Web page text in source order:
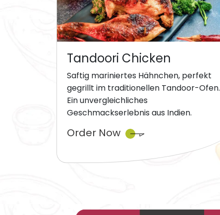
Tandoori Chicken
Saftig mariniertes Hähnchen, perfekt
gegrillt im traditionellen Tandoor-Ofen.
Ein unvergleichliches
Geschmackserlebnis aus Indien.
Order Now